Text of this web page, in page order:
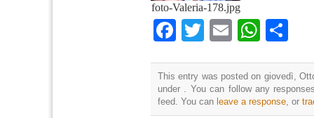
foto-Valeria-178.jpg
Facebook
TwitterEmail
This entry was posted on giovedì,
under . You can follow any
feed. You can leave a response , or